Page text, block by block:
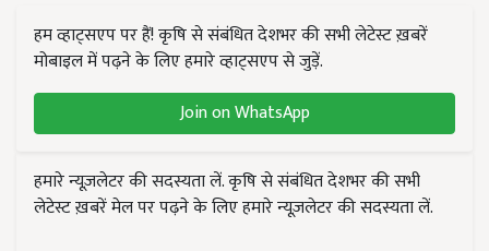
हम व्हाट्सएप पर हैं! कृषि से संबंधित देशभर की सभी लेटेस्ट ख़बरें
मोबाइल में पढ़ने के लिए हमारे व्हाट्सएप से जुड़ें.
Join on WhatsApp
हमारे न्यूज़लेटर की सदस्यता लें. कृषि से संबंधित देशभर की सभी
लेटेस्ट ख़बरें मेल पर पढ़ने के लिए हमारे न्यूज़लेटर की सदस्यता लें.